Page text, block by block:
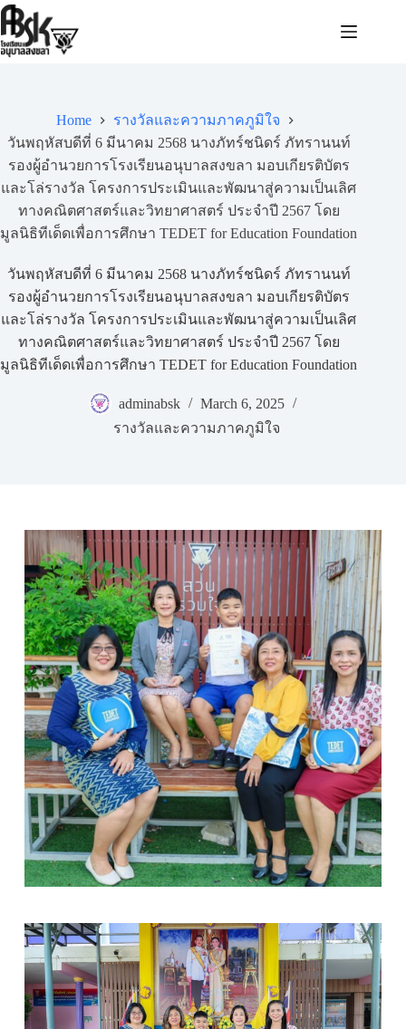
Home
รางวัลและความภาคภูมิใจ
วันพฤหัสบดีที่ 6 มีนาคม 2568 นางภัทร์ชนิดร์ ภัทรานนท์
รองผู้อำนวยการโรงเรียนอนุบาลสงขลา มอบเกียรติบัตร
และโล่รางวัล โครงการประเมินและพัฒนาสู่ความเป็นเลิศ
ทางคณิตศาสตร์และวิทยาศาสตร์ ประจำปี 2567 โดย
มูลนิธิทีเด็ดเพื่อการศึกษา TEDET for Education Foundation
วันพฤหัสบดีที่ 6 มีนาคม 2568 นางภัทร์ชนิดร์ ภัทรานนท์
รองผู้อำนวยการโรงเรียนอนุบาลสงขลา มอบเกียรติบัตร
และโล่รางวัล โครงการประเมินและพัฒนาสู่ความเป็นเลิศ
ทางคณิตศาสตร์และวิทยาศาสตร์ ประจำปี 2567 โดย
มูลนิธิทีเด็ดเพื่อการศึกษา TEDET for Education Foundation
adminabsk
March 6, 2025
รางวัลและความภาคภูมิใจ